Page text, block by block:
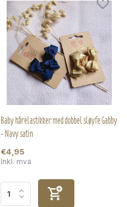
Baby hårelastikker med dobbel sløyfe Gabby
- Navy satin
€4,95
Inkl. mva